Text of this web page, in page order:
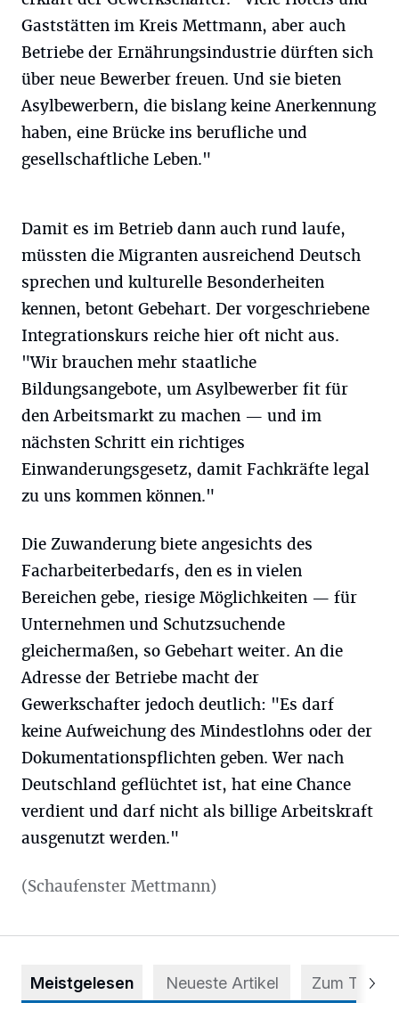
Gaststätten im Kreis Mettmann, aber auch
Betriebe der Ernährungsindustrie dürften sich
über neue Bewerber freuen. Und sie bieten
Asylbewerbern, die bislang keine Anerkennung
haben, eine Brücke ins berufliche und
gesellschaftliche Leben."
Damit es im Betrieb dann auch rund laufe,
müssten die Migranten ausreichend Deutsch
sprechen und kulturelle Besonderheiten
kennen, betont Gebehart. Der vorgeschriebene
Integrationskurs reiche hier oft nicht aus.
"Wir brauchen mehr staatliche
Bildungsangebote, um Asylbewerber fit für
den Arbeitsmarkt zu machen — und im
nächsten Schritt ein richtiges
Einwanderungsgesetz, damit Fachkräfte legal
zu uns kommen können."
Die Zuwanderung biete angesichts des
Facharbeiterbedarfs, den es in vielen
Bereichen gebe, riesige Möglichkeiten — für
Unternehmen und Schutzsuchende
gleichermaßen, so Gebehart weiter. An die
Adresse der Betriebe macht der
Gewerkschafter jedoch deutlich: "Es darf
keine Aufweichung des Mindestlohns oder der
Dokumentationspflichten geben. Wer nach
Deutschland geflüchtet ist, hat eine Chance
verdient und darf nicht als billige Arbeitskraft
ausgenutzt werden."
(Schaufenster Mettmann)
Meistgelesen Neueste Artikel Zum Thema